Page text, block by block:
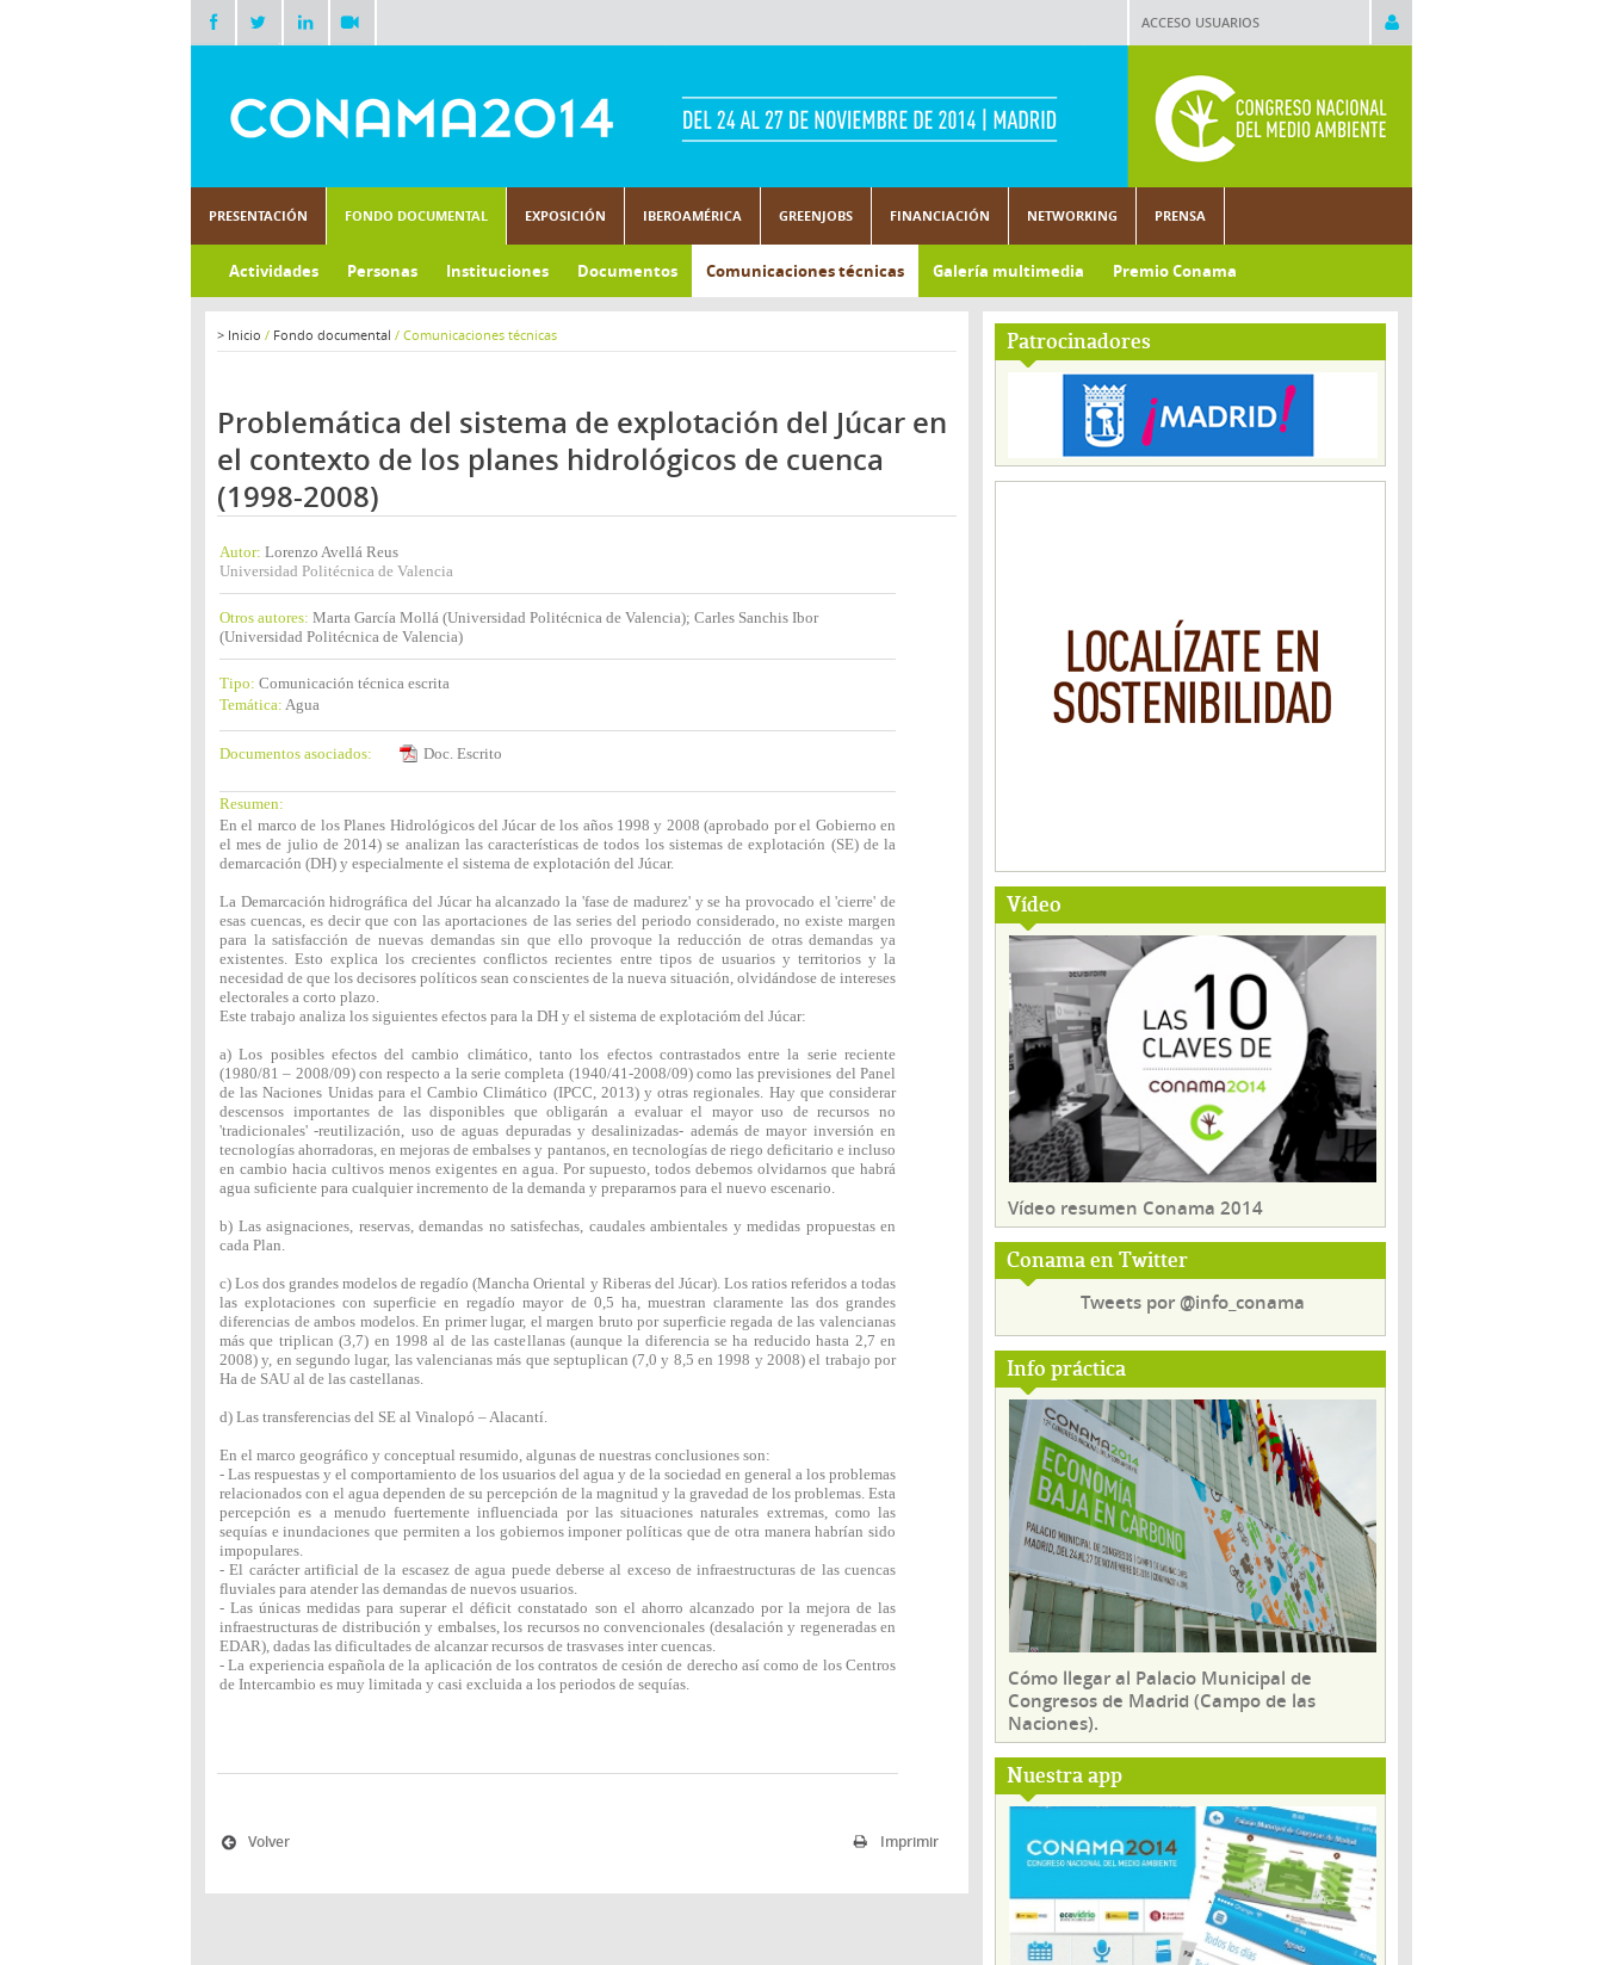
ACCESO USUARIOS
PRESENTACIÓN FONDO DOCUMENTAL EXPOSICIÓN IBEROAMÉRICA GREENJOBS FINANCIACIÓN NETWORKING PRENSA
Actividades Personas Instituciones Documentos Comunicaciones técnicas Galería multimedia Premio Conama
Patrocinadores
Vídeo
Vídeo resumen Conama 2014
Conama en Twitter
Tweets por @info_conama
Info práctica
Cómo llegar al Palacio Municipal de
Congresos de Madrid (Campo de las
Naciones).
Nuestra app
> Inicio / Fondo documental / Comunicaciones técnicas
Problemática del sistema de explotación del Júcar en
el contexto de los planes hidrológicos de cuenca
(1998-2008)
Autor: Lorenzo Avellá Reus
Universidad Politécnica de Valencia
Otros autores: Marta García Mollá (Universidad Politécnica de Valencia); Carles Sanchis Ibor
(Universidad Politécnica de Valencia)
Tipo: Comunicación técnica escrita
Temática: Agua
Documentos asociados: Doc. Escrito
Resumen:
En el marco de los Planes Hidrológicos del Júcar de los años 1998 y 2008 (aprobado por el Gobierno en
el mes de julio de 2014) se analizan las características de todos los sistemas de explotación (SE) de la
demarcación (DH) y especialmente el sistema de explotación del Júcar.
La Demarcación hidrográfica del Júcar ha alcanzado la 'fase de madurez' y se ha provocado el 'cierre' de
esas cuencas, es decir que con las aportaciones de las series del periodo considerado, no existe margen
para la satisfacción de nuevas demandas sin que ello provoque la reducción de otras demandas ya
existentes. Esto explica los crecientes conflictos recientes entre tipos de usuarios y territorios y la
necesidad de que los decisores políticos sean conscientes de la nueva situación, olvidándose de intereses
electorales a corto plazo.
Este trabajo analiza los siguientes efectos para la DH y el sistema de explotacióm del Júcar:
a) Los posibles efectos del cambio climático, tanto los efectos contrastados entre la serie reciente
(1980/81 – 2008/09) con respecto a la serie completa (1940/41-2008/09) como las previsiones del Panel
de las Naciones Unidas para el Cambio Climático (IPCC, 2013) y otras regionales. Hay que considerar
descensos importantes de las disponibles que obligarán a evaluar el mayor uso de recursos no
'tradicionales' -reutilización, uso de aguas depuradas y desalinizadas- además de mayor inversión en
tecnologías ahorradoras, en mejoras de embalses y pantanos, en tecnologías de riego deficitario e incluso
en cambio hacia cultivos menos exigentes en agua. Por supuesto, todos debemos olvidarnos que habrá
agua suficiente para cualquier incremento de la demanda y prepararnos para el nuevo escenario.
b) Las asignaciones, reservas, demandas no satisfechas, caudales ambientales y medidas propuestas en
cada Plan.
c) Los dos grandes modelos de regadío (Mancha Oriental y Riberas del Júcar). Los ratios referidos a todas
las explotaciones con superficie en regadío mayor de 0,5 ha, muestran claramente las dos grandes
diferencias de ambos modelos. En primer lugar, el margen bruto por superficie regada de las valencianas
más que triplican (3,7) en 1998 al de las castellanas (aunque la diferencia se ha reducido hasta 2,7 en
2008) y, en segundo lugar, las valencianas más que septuplican (7,0 y 8,5 en 1998 y 2008) el trabajo por
Ha de SAU al de las castellanas.
d) Las transferencias del SE al Vinalopó – Alacantí.
En el marco geográfico y conceptual resumido, algunas de nuestras conclusiones son:
- Las respuestas y el comportamiento de los usuarios del agua y de la sociedad en general a los problemas
relacionados con el agua dependen de su percepción de la magnitud y la gravedad de los problemas. Esta
percepción es a menudo fuertemente influenciada por las situaciones naturales extremas, como las
sequías e inundaciones que permiten a los gobiernos imponer políticas que de otra manera habrían sido
impopulares.
- El carácter artificial de la escasez de agua puede deberse al exceso de infraestructuras de las cuencas
fluviales para atender las demandas de nuevos usuarios.
- Las únicas medidas para superar el déficit constatado son el ahorro alcanzado por la mejora de las
infraestructuras de distribución y embalses, los recursos no convencionales (desalación y regeneradas en
EDAR), dadas las dificultades de alcanzar recursos de trasvases inter cuencas.
- La experiencia española de la aplicación de los contratos de cesión de derecho así como de los Centros
de Intercambio es muy limitada y casi excluida a los periodos de sequías.
Imprimir
Volver